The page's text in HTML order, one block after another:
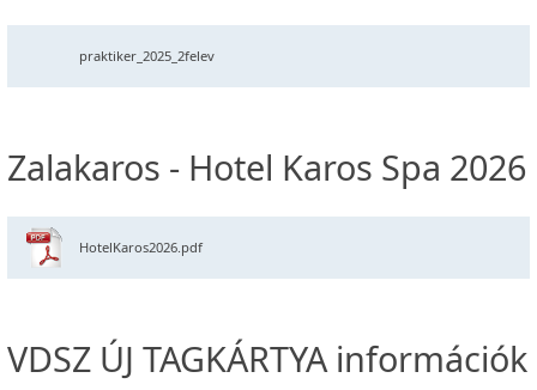
praktiker_2025_2felev
Zalakaros - Hotel Karos Spa 2026
HotelKaros2026.pdf
VDSZ ÚJ TAGKÁRTYA információk